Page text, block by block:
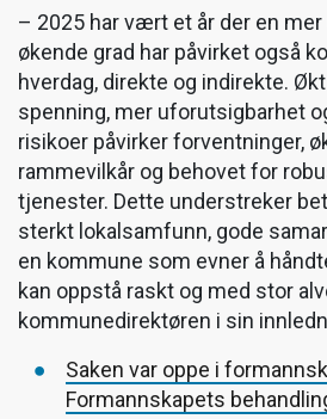
– 2025 har vært et år der en mer
økende grad har påvirket også
hverdag, direkte og indirekte.
spenning, mer uforutsigbarhet
risikoer påvirker forventninger,
rammevilkår og behovet for
tjenester. Dette understreker
sterkt lokalsamfunn, gode
en kommune som evner å
kan oppstå raskt og med stor
kommunedirektøren i sin
Saken var oppe i
Formannskapets